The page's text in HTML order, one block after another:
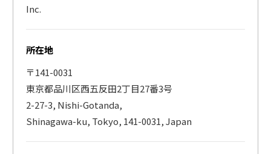
Inc.
所在地
〒141-0031
東京都品川区西五反田2丁目27番3号
2-27-3, Nishi-Gotanda,
Shinagawa-ku, Tokyo, 141-0031, Japan